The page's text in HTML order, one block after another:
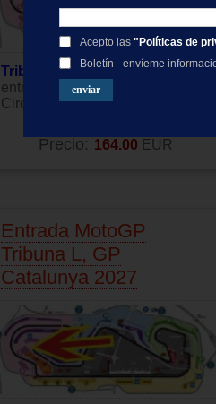
Acepto las"Políticas de
Boletín - envíeme
Tribuna G - 3 días
entradas moto GP Montmeló
Circuit de Barcelona-Catalunya
Precio: 164.00 EUR
Entrada MotoGP
Tribuna L, GP
Catalunya 2027